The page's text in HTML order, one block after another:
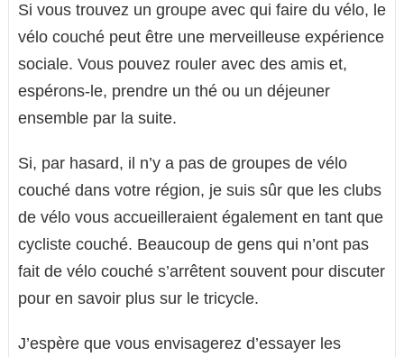
Si vous trouvez un groupe avec qui faire du vélo, le
vélo couché peut être une merveilleuse expérience
sociale. Vous pouvez rouler avec des amis et,
espérons-le, prendre un thé ou un déjeuner
ensemble par la suite.
Si, par hasard, il n’y a pas de groupes de vélo
couché dans votre région, je suis sûr que les clubs
de vélo vous accueilleraient également en tant que
cycliste couché. Beaucoup de gens qui n’ont pas
fait de vélo couché s’arrêtent souvent pour discuter
pour en savoir plus sur le tricycle.
J’espère que vous envisagerez d’essayer les